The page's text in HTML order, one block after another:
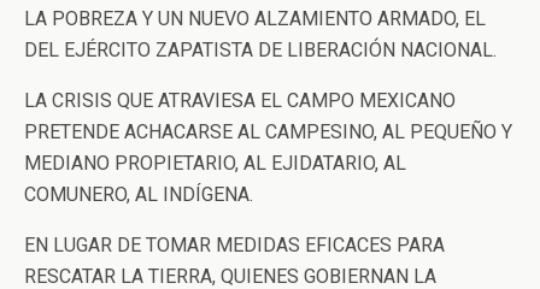
LA POBREZA Y UN NUEVO ALZAMIENTO ARMADO, EL
DEL EJÉRCITO ZAPATISTA DE LIBERACIÓN NACIONAL.
LA CRISIS QUE ATRAVIESA EL CAMPO MEXICANO
PRETENDE ACHACARSE AL CAMPESINO, AL PEQUEÑO Y
MEDIANO PROPIETARIO, AL EJIDATARIO, AL
COMUNERO, AL INDÍGENA.
EN LUGAR DE TOMAR MEDIDAS EFICACES PARA
RESCATAR LA TIERRA, QUIENES GOBIERNAN LA